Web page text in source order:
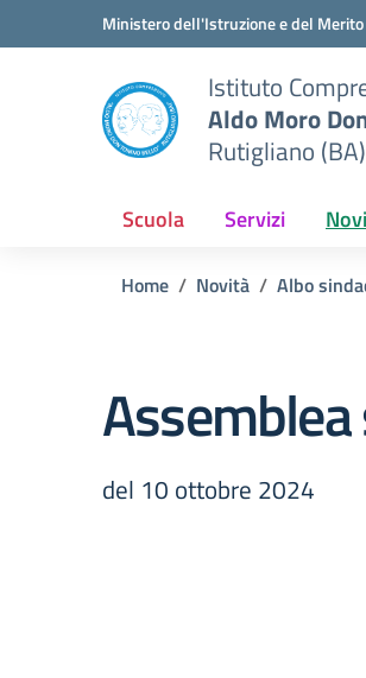
Vai ai contenuti
Vai al menu di navigazioneMinistero dell'Istruzione e del Merito
Istituto
Aldo Moro
Rutigliano (BA)
Scuola Servizi
Home Novità Albo
Assemblea
del 10 ottobre 2024